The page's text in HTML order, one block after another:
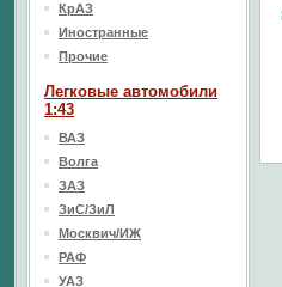
КрАЗ
Иностранные
Прочие
Легковые автомобили
1:43
ВАЗ
Волга
ЗАЗ
ЗиС/ЗиЛ
Москвич/ИЖ
РАФ
УАЗ